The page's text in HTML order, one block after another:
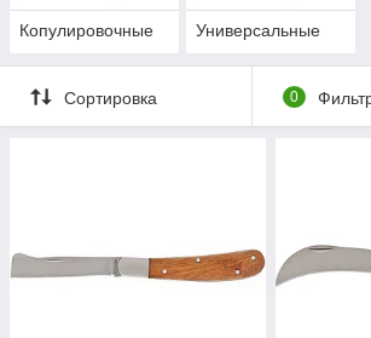
Копулировочные Универсальные
Сортировка 0